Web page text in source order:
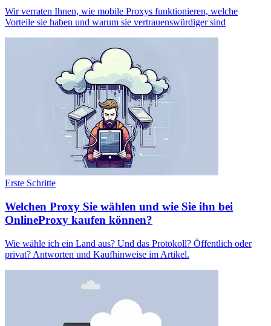
Wir verraten Ihnen, wie mobile Proxys funktionieren, welche
Vorteile sie haben und warum sie vertrauenswürdiger sind
Erste Schritte
Welchen Proxy Sie wählen und wie Sie ihn bei
OnlineProxy kaufen können?
Wie wähle ich ein Land aus? Und das Protokoll? Öffentlich oder
privat? Antworten und Kaufhinweise im Artikel.